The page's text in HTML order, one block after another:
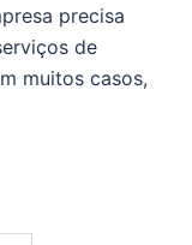
precisa
de
muitos casos,